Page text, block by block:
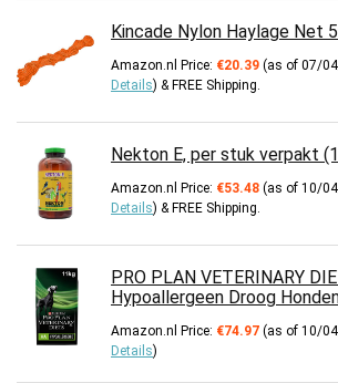
Kincade Nylon Haylage Net
Amazon.nl Price: €20.39 (as of 07/
Details) & FREE Shipping.
Nekton E, per stuk verpakt
Amazon.nl Price: €53.48 (as of 10/
Details) & FREE Shipping.
PRO PLAN VETERINARY
Hypoallergeen Droog
Amazon.nl Price: €74.97 (as of 10/
Details)